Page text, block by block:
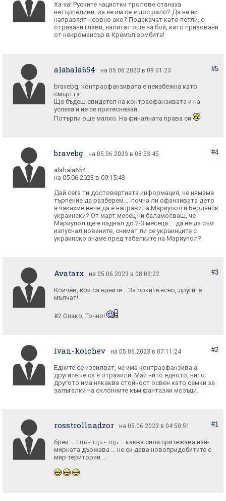
Ха-ха! Руските нацистки тролове станаха
нетърпеливи, да не им се е дос.рало? Да не ни
направяят нервно ако? Подскачат като петли, с
отрязани глави, налитат още на бой, като призовани
от некромансър в Кремъл зомбита!
alabala654 на 05.06.2023 в 09:01:23 #5
bravebg, контраофанзивата е неизбежна като
смъртта.
Ще бъдеш свидетел на контраофанзивата и на
успеха и не се притеснявай.
Потърпи още малко. На финалната права си
bravebg на 05.06.2023 в 08:53:45 #4
alabala654
на 05.06.2023 в 09:15:43
Дай сега ти достовертната информация, че нямаме
търпение да разберем.... почна ли офанзивата дето
я чакахме вече да е направила Мариупол и Бердянск
украински? От март месец ни баламосваш, че
Мариупол ще е паднал до 2-3 месеца.... да не да съм
изпуснал новините, снимат ли се украинците с
украинско знаме пред табелките на Мариупол?
Avatarx на 05.06.2023 в 08:03:22 #3
Койчев, кои са едните... За орките ясно, другите
мълчат!
#2 Опако, Точно!
ivan-koichev на 05.06.2023 в 07:11:24 #2
Едните се изсилват, че има контраофанзива а
другите че са я отразили. Май нито едното, нито
другото има някаква стойност освен като семки за
залъгалки на склонните към фантазии мозъци.
rosstrollnadzor на 05.06.2023 в 04:50:51 #1
брей ... тцъ - тцъ - тцъ ... каква сила притежава най-
мирната държава ... не си дава новопридобитите с
мир територии ...